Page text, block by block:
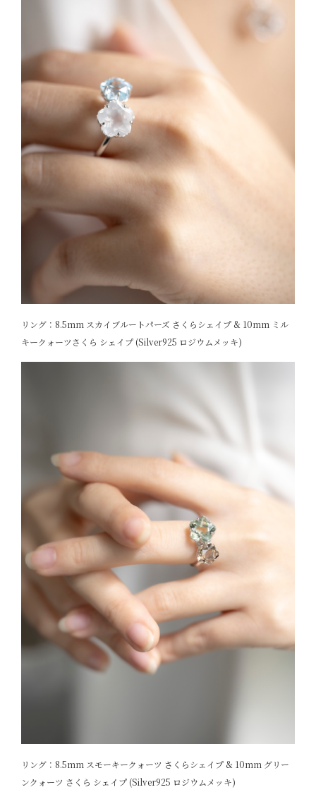
リング：8.5mm スカイブルートパーズ さくらシェイプ & 10mm ミル
キークォーツさくら シェイプ (Silver925 ロジウムメッキ)
リング：8.5mm スモーキークォーツ さくらシェイプ & 10mm グリー
ンクォーツ さくら シェイプ (Silver925 ロジウムメッキ)